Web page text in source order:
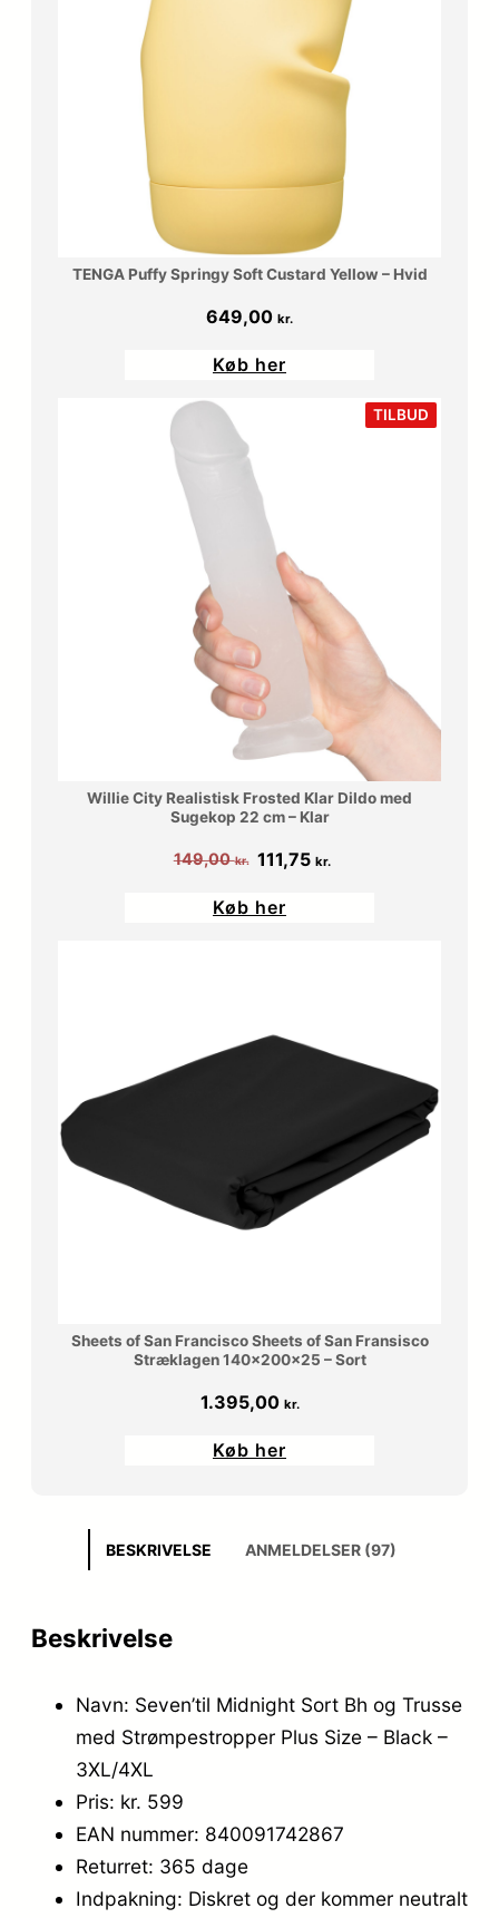
TENGA Puffy Springy Soft Custard Yellow – Hvid
649,00 kr.
Køb her
TILBUD
PÅ
Willie City Realistisk Frosted Klar Dildo med
Sugekop 22 cm – Klar
149,00kr.
Den
pris
111,75 kr.
Køb her
Sheets of San Francisco Sheets of San Fransisco
Stræklagen 140x200x25 – Sort
1.395,00 kr.
Køb her
BESKRIVELSE ANMELDELSER (97)
Beskrivelse
Navn: Seven’til Midnight Sort Bh og Trusse
med Strømpestropper Plus Size – Black –
3XL/4XL
Pris: kr. 599
EAN nummer: 840091742867
Returret: 365 dage
Indpakning: Diskret og der kommer neutralt